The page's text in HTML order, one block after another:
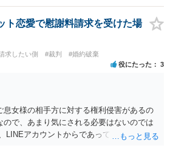
合でも、分割払いになる可能性はあります
しまった場合は、強制執行により不動産等
そこから債権回収が図られることになりま
解決が可能ですので、その場合は分割払
能です。 ⑤ このような事情であれば、私
けるべきでしょうか。 ⇒ご相談者様の認
万円も含めて返済する必要はないと考えら
ついて交渉を続けることがベターかと存じ
から（経済的、時間的、精神的負担等）、
辞さずという姿勢を示すことで、プラス
。 交渉で解決する多くの場合は、相手
ースで、５０万円以下で合意できる場合は
は、６０万円から８０万円程度になる
の印象です。 ２ 質問② ご記載の内容が
材料かと思います。 なお、ご自身が離
にはならないかと思いますので、ご注意く
婚姻関係が既に破綻していたことや、
は知らなかったと主張することもあります
すので、ご自身の場合にそれらの主張が
さい。 ３ 質問③ 違約金を５０万円とす
ト恋愛で慰謝料請求を受けた場
求したい側 #裁判 #婚約破棄
役にたった 3
息女様の相手方に対する権利侵害があるの
で、あまり気にされる必要はないのでは
LINEアカウントからであっても、そこに紐